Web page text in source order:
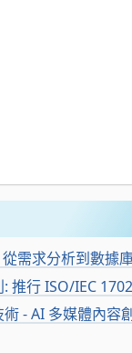
需求分析到數據
推行 ISO/IEC
- AI 多媒體內容